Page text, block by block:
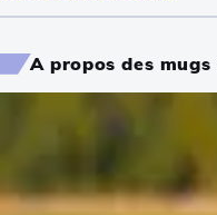
A propos des